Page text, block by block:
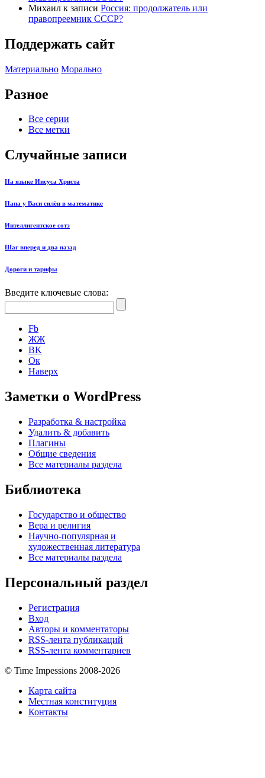
Михаил к записи Россия: продолжатель или
правопреемник СССР?
Поддержать сайт
Материально Морально
Разное
Все серии
Все метки
Случайные записи
На языке Иисуса Христа
Папа у Васи силён в математике
Интеллигентское сотэ
Шаг вперед и два назад
Дороги и тарифы
Введите ключевые слова:
Fb
ЖЖ
ВK
Ок
Наверх
Заметки о WordPress
Разработка & настройка
Удалить & добавить
Плагины
Общие сведения
Все материалы раздела
Библиотека
Государство и общество
Вера и религия
Научно-популярная и
художественная литература
Все материалы раздела
Персональный раздел
Регистрация
Вход
Авторы и комментаторы
RSS-лента публикаций
RSS-лента комментариев
© Time Impessions 2008-2026
Карта сайта
Местная конституция
Контакты